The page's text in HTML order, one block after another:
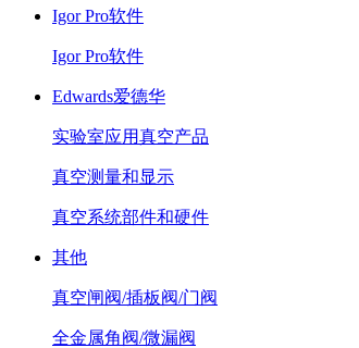
Igor Pro软件
Igor Pro软件
Edwards爱德华
实验室应用真空产品
真空测量和显示
真空系统部件和硬件
其他
真空闸阀/插板阀/门阀
全金属角阀/微漏阀